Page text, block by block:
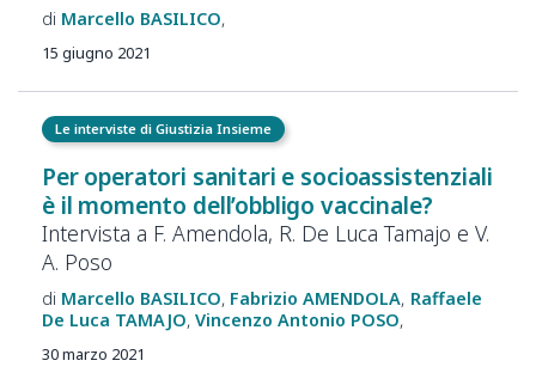
Marcello BASILICO
15 giugno 2021
Le interviste di Giustizia Insieme
Per operatori sanitari e socioassistenziali
è il momento dell’obbligo vaccinale?
Intervista a F. Amendola, R. De Luca Tamajo e V.
A. Poso
Marcello BASILICO Fabrizio AMENDOLA Raffaele
De Luca TAMAJO Vincenzo Antonio POSO
30 marzo 2021